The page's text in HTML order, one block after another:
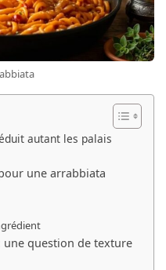
autant les palais
une arrabbiata
une question de texture